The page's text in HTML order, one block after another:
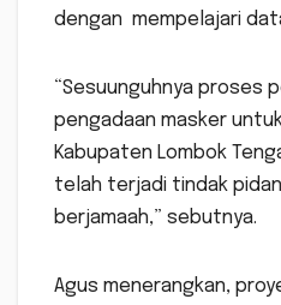
dengan mempelajari
“Sesuunguhnya proses
pengadaan masker
Kabupaten Lombok
telah terjadi tindak
berjamaah,” sebutnya.
Agus menerangkan,